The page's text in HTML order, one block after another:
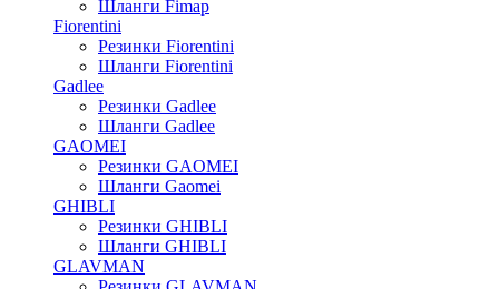
Шланги Fimap
Fiorentini
Резинки Fiorentini
Шланги Fiorentini
Gadlee
Резинки Gadlee
Шланги Gadlee
GAOMEI
Резинки GAOMEI
Шланги Gaomei
GHIBLI
Резинки GHIBLI
Шланги GHIBLI
GLAVMAN